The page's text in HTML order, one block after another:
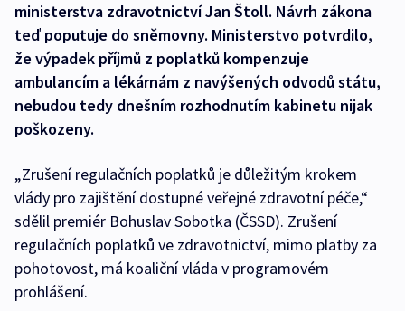
ministerstva zdravotnictví Jan Štoll. Návrh zákona
teď poputuje do sněmovny. Ministerstvo potvrdilo,
že výpadek příjmů z poplatků kompenzuje
ambulancím a lékárnám z navýšených odvodů státu,
nebudou tedy dnešním rozhodnutím kabinetu nijak
poškozeny.
„Zrušení regulačních poplatků je důležitým krokem
vlády pro zajištění dostupné veřejné zdravotní péče,“
sdělil premiér Bohuslav Sobotka (ČSSD). Zrušení
regulačních poplatků ve zdravotnictví, mimo platby za
pohotovost, má koaliční vláda v programovém
prohlášení.